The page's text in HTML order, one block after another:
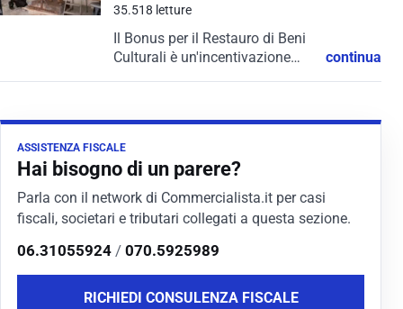
35.518 letture
Il Bonus per il Restauro di Beni
Culturali è un'incentivazione
particolare...
continua
ASSISTENZA FISCALE
Hai bisogno di un parere?
Parla con il network di Commercialista.it per casi
fiscali, societari e tributari collegati a questa sezione.
06.31055924 / 070.5925989
RICHIEDI CONSULENZA FISCALE